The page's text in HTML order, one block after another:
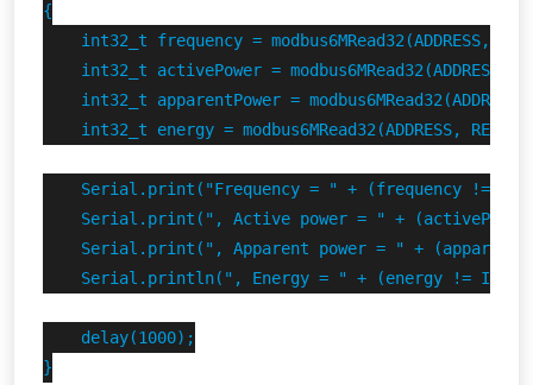
{
int32_t frequency = modbus6MRead32(ADDRESS,
int32_t activePower = modbus6MRead32(ADDRESS,
int32_t apparentPower =
int32_t energy = modbus6MRead32(ADDRESS,
Serial.print("Frequency = " + (frequency !=
Serial.print(", Active power = " +
Serial.print(", Apparent power = " +
Serial.println(", Energy = " + (energy !=
    delay(1000);
}